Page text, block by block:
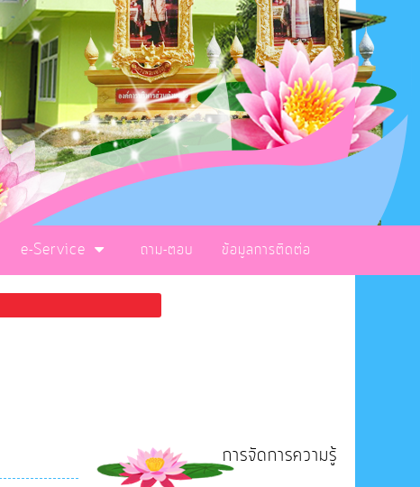
e-Service ถาม-ตอบ ข้อมูลการติดต่อ
การจัดการความรู้